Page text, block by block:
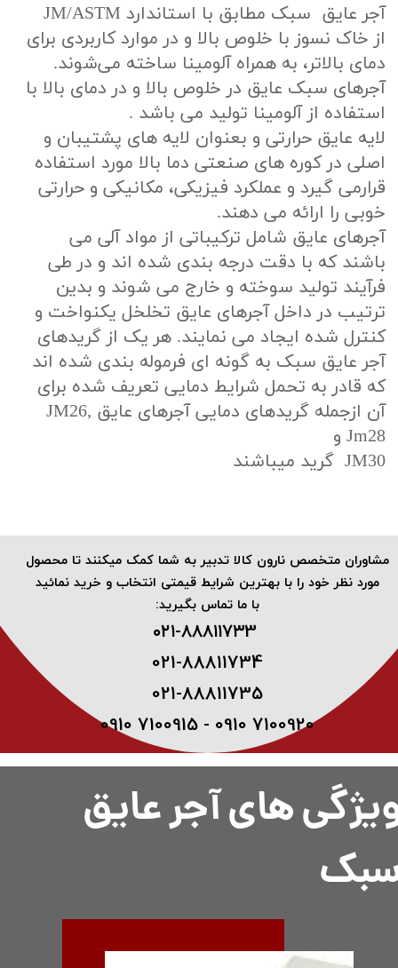
آجر عایق سبک مطابق با استاندارد JM/ASTM
از خاک نسوز با خلوص بالا و در موارد کاربردی برای
دمای بالاتر، به همراه آلومینا ساخته می‌شوند.
آجرهای سبک عایق در خلوص بالا و در دمای بالا با
استفاده از آلومینا تولید می باشد .
لایه عایق حرارتی و بعنوان لایه‌ های پشتیبان و
اصلی در کوره‌ های صنعتی دما بالا مورد استفاده
قرارمی گیرد و عملکرد فیزیکی، مکانیکی و حرارتی
خوبی را ارائه می دهند.
آجرهای عایق شامل ترکیباتی از مواد آلی می
باشند که با دقت درجه بندی شده اند و در طی
فرآیند تولید سوخته و خارج می شوند و بدین
ترتیب در داخل آجرهای عایق تخلخل یکنواخت و
کنترل شده ایجاد می نمایند. هر یک از گریدهای
آجر عایق سبک به گونه ای فرموله بندی شده اند
که قادر به تحمل شرایط دمایی تعریف شده برای
آن ازجمله گریدهای دمایی آجرهای عایق JM26,
Jm28 و
گرید میباشند JM30
​مشاوران متخصص نارون کالا تدبیر به شما کمک میکنند تا محصول
مورد نظر خود را با بهترین شرایط قیمتی انتخاب و خرید نمائید
با ما تماس بگیرید:
۰۲۱-۸۸۸۱۱۷۳3 ​
021-88811734
021-88811735
0910 7100915 - 0910 7100920
های آجر عایق